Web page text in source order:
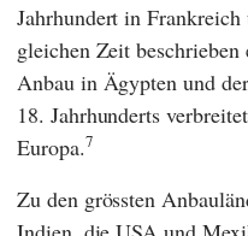
Jahrhundert in
gleichen Zeit
Anbau in Ägypten und
18. Jahrhunderts
Europa.7
Zu den grössten